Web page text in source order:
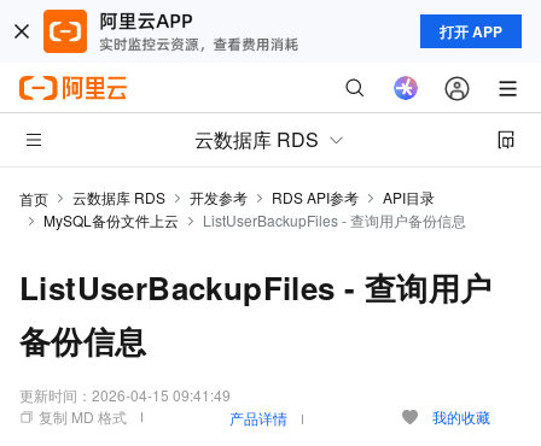
打开 APP
云数据库 RDS
首页 云数据库 RDS 开发参考 RDS API参考
API目录
MySQL备份文件上云
ListUserBackupFiles - 查询用户备份信息
ListUserBackupFiles - 查询用户
备份信息
更新时间： 2026-04-15 09:41:49
复制 MD 格式
产品详情 我的收藏